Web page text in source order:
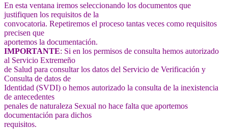
En esta ventana iremos seleccionando los documentos que
justifiquen los requisitos de la
convocatoria. Repetiremos el proceso tantas veces como requisitos
precisen que
aportemos la documentación.
IMPORTANTE: Si en los permisos de consulta hemos autorizado
al Servicio Extremeño
de Salud para consultar los datos del Servicio de Verificación y
Consulta de datos de
Identidad (SVDI) o hemos autorizado la consulta de la inexistencia
de antecedentes
penales de naturaleza Sexual no hace falta que aportemos
documentación para dichos
requisitos.